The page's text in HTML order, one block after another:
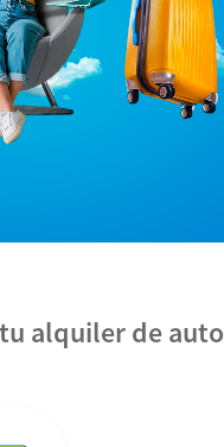
alquiler de auto